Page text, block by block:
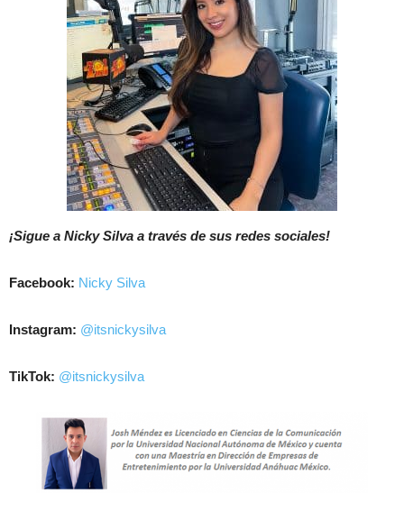
¡Sigue a Nicky Silva a través de sus redes sociales!
Facebook: Nicky Silva
Instagram: @itsnickysilva
TikTok: @itsnickysilva